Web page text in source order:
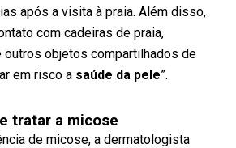
após a visita à praia. Além disso,
com cadeiras de praia,
outros objetos compartilhados de
em risco a saúde da pele”.
tratar a micose
de micose, a dermatologista